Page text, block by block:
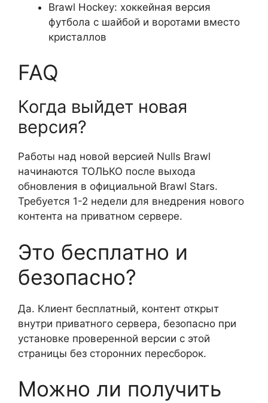
Brawl Hockey: хоккейная версия
футбола с шайбой и воротами вместо
кристаллов
FAQ
Когда выйдет новая
версия?
Работы над новой версией Nulls Brawl
начинаются ТОЛЬКО после выхода
обновления в официальной Brawl Stars.
Требуется 1-2 недели для внедрения нового
контента на приватном сервере.
Это бесплатно и
безопасно?
Да. Клиент бесплатный, контент открыт
внутри приватного сервера, безопасно при
установке проверенной версии с этой
страницы без сторонних пересборок.
Можно ли получить